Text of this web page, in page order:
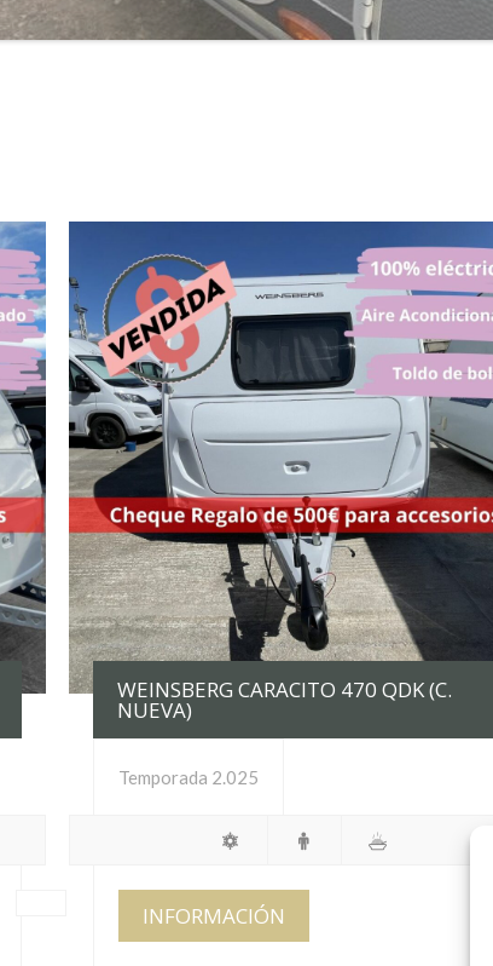
WEINSBERG CARACITO 470 QDK (C.
NUEVA)
Temporada 2.025
INFORMACIÓN